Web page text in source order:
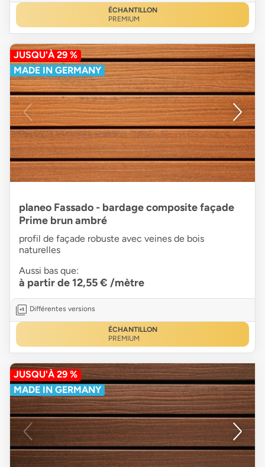
ÉCHANTILLON
PREMIUM
JUSQU'À 29 %
MADE IN GERMANY
planeo Fassado - bardage composite façade
Prime brun ambré
profil de façade robuste avec veines de bois
naturelles
Aussi bas que:
à partir de 12,55 € /mètre
Différentes versions
ÉCHANTILLON
PREMIUM
JUSQU'À 29 %
MADE IN GERMANY